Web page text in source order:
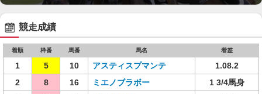
競走成績
着順 枠番 馬番 馬名 着差
1 5 10 アスティスプマンテ
1.08.2
2
8 16 ミエノブラボー
1 3/4馬身